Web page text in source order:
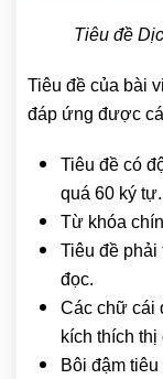
Tiêu đề
Tiêu đề của bài
đáp ứng được
Tiêu đề có
quá 60 ký tự.
Từ khóa
Tiêu đề phải
đọc.
Các chữ cái
kích thích thị
Bôi đậm tiêu